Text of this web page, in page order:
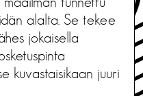
alalta. Se tekee
jokaisella
kuvastaisikaan juuri